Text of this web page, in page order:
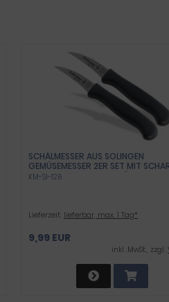
SCHÄLMESSER AUS SOLINGEN
GEMÜSEMESSER 2ER SET MIT
GEBOGENER SCHNITTFLÄCHE
SPÜLMASCHINEN GEEIGNET
KM-SI-126
Lieferzeit: lieferbar, max. 1 Tag*
9,99 EUR
inkl .MwSt., zzgl.